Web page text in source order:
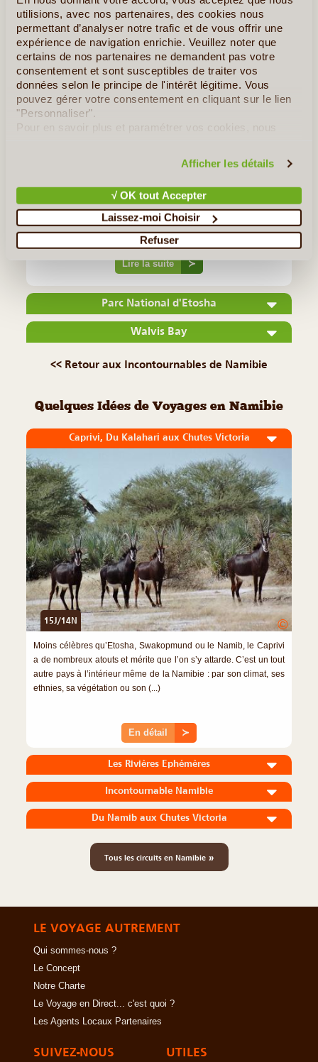
utilisions, avec nos partenaires, des cookies nous
permettant d’analyser notre trafic et de vous offrir une
expérience de navigation enrichie. Veuillez noter que
certains de nos partenaires ne demandent pas votre
consentement et sont susceptibles de traiter vos
données selon le principe de l'intérêt légitime. Vous
pouvez gérer votre consentement en cliquant sur le lien
"Personnaliser".
Pour en savoir plus et paramétrer vos cookies, nous
Afficher les détails
√ OK tout Accepter
Laissez-moi Choisir
Refuser
d'une expédition menée en 1486 par Diogo Cao. Avant lui,
aucun Européen n'avait atteint de territoires africains aussi
méridionaux ; et, pour garder la mémoire de cette nouvelle «
(...)
Lire la suite ≻
Parc National d'Etosha
Walvis Bay
<< Retour aux Incontournables de Namibie
Quelques Idées de Voyages en Namibie
Caprivi, Du Kalahari aux Chutes Victoria
15J/14N ©
Moins célèbres qu’Etosha, Swakopmund ou le Namib, le Caprivi
a de nombreux atouts et mérite que l’on s’y attarde. C’est un tout
autre pays à l’intérieur même de la Namibie : par son climat, ses
ethnies, sa végétation ou son (...)
En détail ≻
Les Rivières Ephémères
Incontournable Namibie
Du Namib aux Chutes Victoria
Tous les circuits en Namibie»
LE VOYAGE AUTREMENT
Qui sommes-nous ?
Le Concept
Notre Charte
Le Voyage en Direct... c'est quoi ?
Les Agents Locaux Partenaires
SUIVEZ-NOUS UTILES